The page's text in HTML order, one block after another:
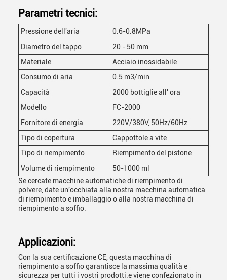
Parametri tecnici:
Pressione dell'aria
0.6-0.8MPa
Diametro del tappo
20 - 50 mm
Materiale
Acciaio inossidabile
Consumo di aria
0.5 m3/min
Capacità
2000 bottiglie all' ora
Modello
FC-2000
Fornitore di energia
220V/380V, 50Hz/60Hz
Tipo di copertura
Cappottole a vite
Tipo di riempimento
Riempimento del pistone
Volume di riempimento
50-1000 ml
Se cercate macchine automatiche di riempimento di
polvere, date un'occhiata alla nostra macchina automatica
di riempimento e imballaggio o alla nostra macchina di
riempimento a soffio.
Applicazioni:
Con la sua certificazione CE, questa macchina di
riempimento a soffio garantisce la massima qualità e
sicurezza per tutti i vostri prodotti.e viene confezionato in